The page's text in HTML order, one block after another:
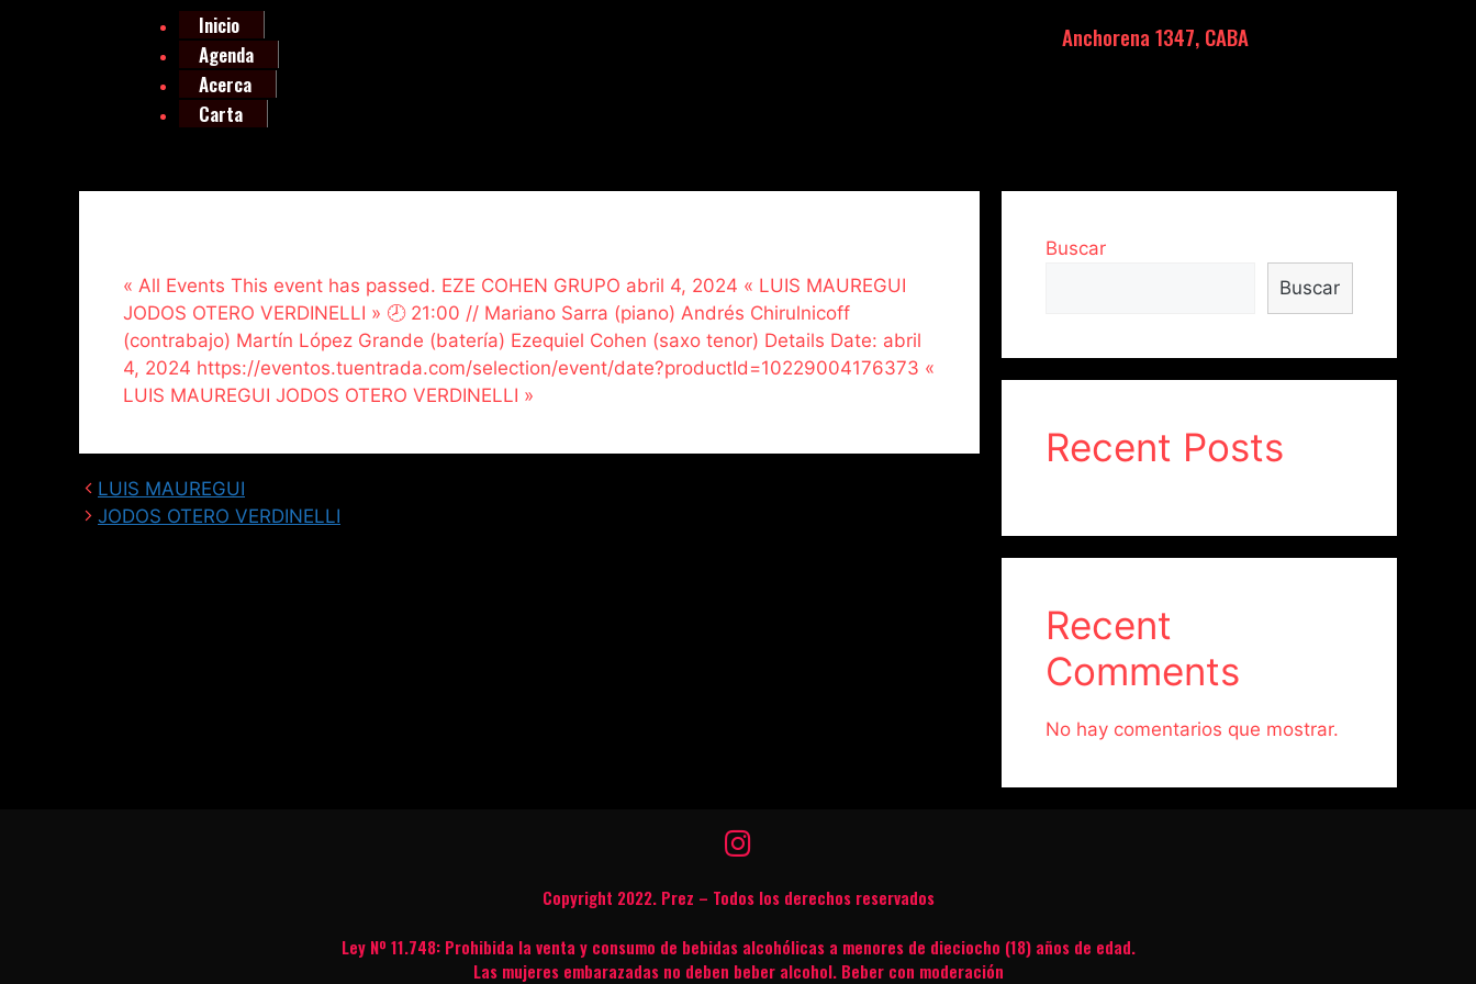
Inicio
Agenda
Acerca
Carta
Anchorena 1347, CABA
« All Events This event has passed. EZE COHEN GRUPO abril 4, 2024 « LUIS MAUREGUI
JODOS OTERO VERDINELLI » 🕗 21:00 // Mariano Sarra (piano) Andrés Chirulnicoff
(contrabajo) Martín López Grande (batería) Ezequiel Cohen (saxo tenor) Details Date: abril
4, 2024 https://eventos.tuentrada.com/selection/event/date?productId=10229004176373 «
LUIS MAUREGUI JODOS OTERO VERDINELLI »
LUIS MAUREGUI
JODOS OTERO VERDINELLI
Buscar
Buscar
Recent Posts
Recent
Comments
No hay comentarios que mostrar.
Copyright 2022. Prez – Todos los derechos reservados
Ley Nº 11.748: Prohibida la venta y consumo de bebidas alcohólicas a menores de dieciocho (18) años de edad.
Las mujeres embarazadas no deben beber alcohol. Beber con moderación